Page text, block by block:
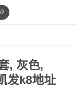
, 灰色,
发k8地址